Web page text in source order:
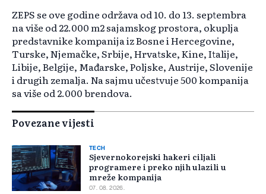
ZEPS se ove godine održava od 10. do 13. septembra
na više od 22.000 m2 sajamskog prostora, okuplja
predstavnike kompanija iz Bosne i Hercegovine,
Turske, Njemačke, Srbije, Hrvatske, Kine, Italije,
Libije, Belgije, Mađarske, Poljske, Austrije, Slovenije
i drugih zemalja. Na sajmu učestvuje 500 kompanija
sa više od 2.000 brendova.
Povezane vijesti
TECH
Sjevernokorejski hakeri ciljali
programere i preko njih ulazili u
mreže kompanija
07. 08. 2026.